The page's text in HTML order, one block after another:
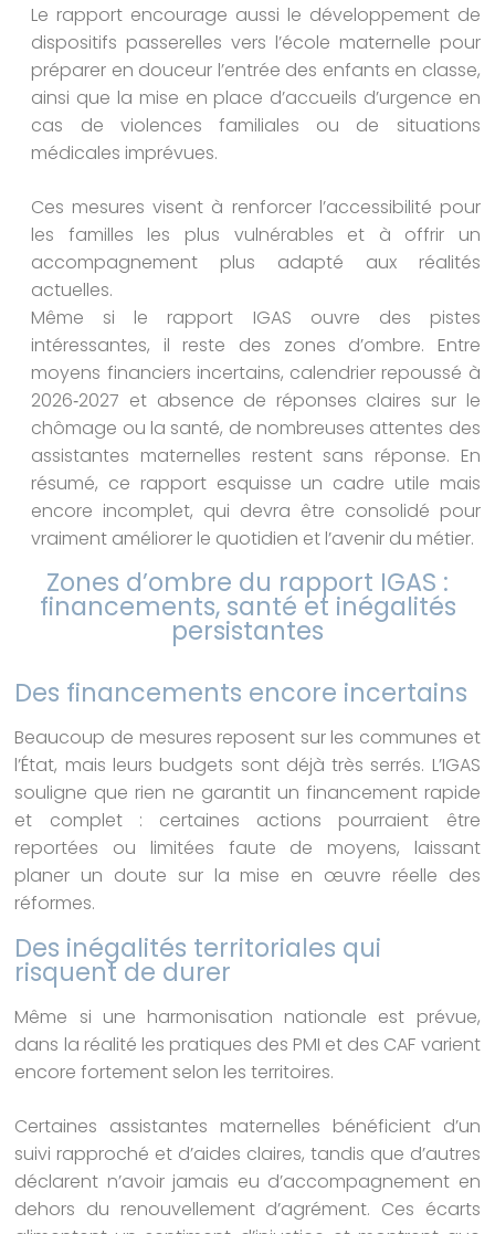
Le rapport encourage aussi le développement de
dispositifs passerelles vers l’école maternelle pour
préparer en douceur l’entrée des enfants en classe,
ainsi que la mise en place d’accueils d’urgence en
cas de violences familiales ou de situations
médicales imprévues.
Ces mesures visent à renforcer l’accessibilité pour
les familles les plus vulnérables et à offrir un
accompagnement plus adapté aux réalités
actuelles.
Même si le rapport IGAS ouvre des pistes
intéressantes, il reste des zones d’ombre. Entre
moyens financiers incertains, calendrier repoussé à
2026‑2027 et absence de réponses claires sur le
chômage ou la santé, de nombreuses attentes des
assistantes maternelles restent sans réponse. En
résumé, ce rapport esquisse un cadre utile mais
encore incomplet, qui devra être consolidé pour
vraiment améliorer le quotidien et l’avenir du métier.
Zones d’ombre du rapport IGAS :
financements, santé et inégalités
persistantes
Des financements encore incertains
Beaucoup de mesures reposent sur les communes et
l’État, mais leurs budgets sont déjà très serrés. L’IGAS
souligne que rien ne garantit un financement rapide
et complet : certaines actions pourraient être
reportées ou limitées faute de moyens, laissant
planer un doute sur la mise en œuvre réelle des
réformes.
Des inégalités territoriales qui
risquent de durer
Même si une harmonisation nationale est prévue,
dans la réalité les pratiques des PMI et des CAF varient
encore fortement selon les territoires.
Certaines assistantes maternelles bénéficient d’un
suivi rapproché et d’aides claires, tandis que d’autres
déclarent n’avoir jamais eu d’accompagnement en
dehors du renouvellement d’agrément. Ces écarts